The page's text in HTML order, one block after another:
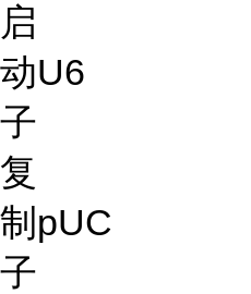
启
动
子
U6
复
制
子
pUC